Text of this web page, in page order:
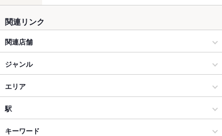
関連リンク
関連店舗
月島スペインクラブ
イベリコバル 門仲
ジャンル
ダイニングバー・バル
スペインバル・イタリアンバール
四ツ谷・麹町・市ヶ谷・九段下 × ダイニングバー・バル
エリア
市ヶ谷
市ヶ谷 × ダイニングバー・バル
駅
市ケ谷駅
キーワード